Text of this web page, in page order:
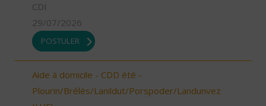
CDI
29/07/2026
POSTULER
Aide à domicile - CDD été -
Plourin/Brélès/Lanildut/Porspoder/Landunvez